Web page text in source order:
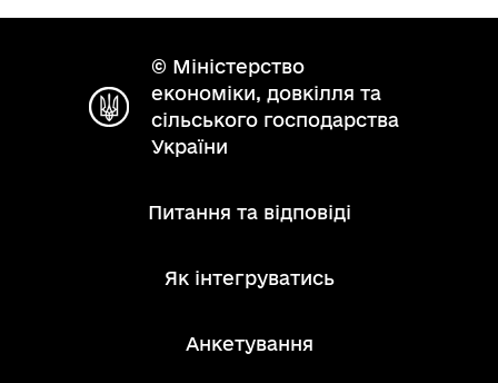
© Міністерство
економіки, довкілля та
сільського господарства
України
Питання та відповіді
Як інтегруватись
Анкетування